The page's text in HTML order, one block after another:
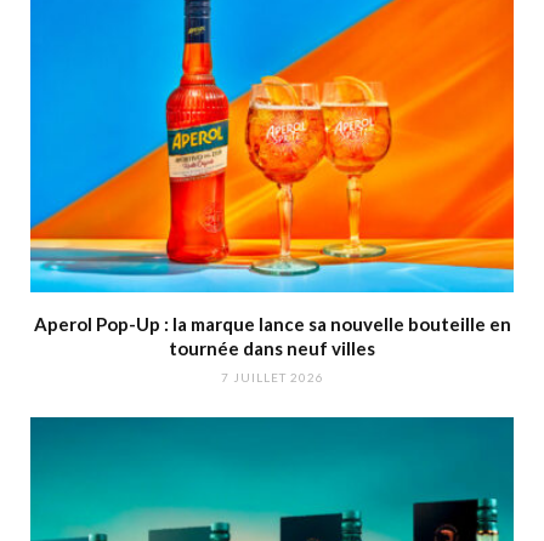
Aperol Pop-Up : la marque lance sa nouvelle bouteille en
tournée dans neuf villes
7 JUILLET 2026